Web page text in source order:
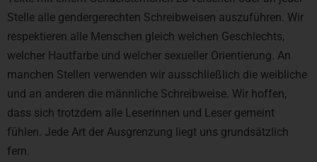
Stelle alle gendergerechten Schreibweisen auszuführen. Wir
respektieren alle Menschen gleich welchen Geschlechts,
welcher Hautfarbe und welcher sexueller Orientierung. An
manchen Stellen verwenden wir ausschließlich die weibliche
und an anderen die männliche Schreibweise. Wir hoffen,
dass sich trotzdem alle Leserinnen und Leser gemeint
fühlen. Jede Art der Ausgrenzung liegt uns grundsätzlich
fern.